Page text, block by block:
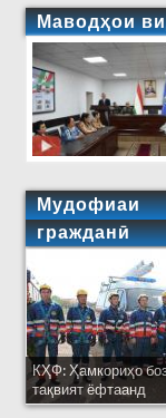
Маводҳои
Мудофиаи
гражданӣ
КҲФ: Ҳамкориҳо
тақвият ёфтаанд